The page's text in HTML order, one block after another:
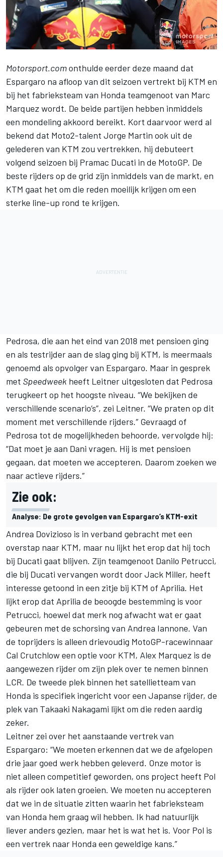
Motorsport.comonthulde eerder deze maand dat
Espargaro na afloop van dit seizoen vertrekt bij KTM en
bij het fabrieksteam van Honda teamgenoot van Marc
Marquez wordt. De beide partijen hebben inmiddels
een mondeling akkoord bereikt. Kort daarvoor werd al
bekend dat Moto2-talent Jorge Martin ook uit de
gelederen van KTM zou vertrekken, hij debuteert
volgend seizoen bij Pramac Ducati in de MotoGP. De
beste rijders op de grid zijn inmiddels van de markt, en
KTM gaat het om die reden moeilijk krijgen om een
sterke line-up rond te krijgen.
Pedrosa, die aan het eind van 2018 met pensioen ging
en als testrijder aan de slag ging bij KTM, is meermaals
genoemd als opvolger van Espargaro. Maar in gesprek
met Speedweek heeft Leitner uitgesloten dat Pedrosa
terugkeert op het hoogste niveau. “We bekijken de
verschillende scenario’s”, zei Leitner. “We praten op dit
moment met verschillende rijders.” Gevraagd of
Pedrosa tot de mogelijkheden behoorde, vervolgde hij:
“Dat moet je aan Dani vragen. Hij is met pensioen
gegaan, dat moeten we accepteren. Daarom zoeken we
naar actieve rijders.”
Zie ook:
Analyse: De grote gevolgen van Espargaro’s KTM-exit
Andrea Dovizioso is in verband gebracht met een
overstap naar KTM, maar nu lijkt het erop dat hij toch
bij Ducati gaat blijven. Zijn teamgenoot Danilo Petrucci,
die bij Ducati vervangen wordt door Jack Miller, heeft
interesse getoond in een zitje bij KTM of Aprilia. Het
lijkt erop dat Aprilia de beoogde bestemming is voor
Petrucci, hoewel dat merk nog afwacht wat er gaat
gebeuren met de schorsing van Andrea Iannone. Van
de toprijders is alleen drievoudig MotoGP-racewinnaar
Cal Crutchlow een optie voor KTM, Alex Marquez is de
aangewezen rijder om zijn plek over te nemen binnen
LCR. De tweede plek binnen het satellietteam van
Honda is specifiek ingericht voor een Japanse rijder, de
plek van Takaaki Nakagami lijkt om die reden aardig
zeker.
Leitner zei over het aanstaande vertrek van
Espargaro: “We moeten erkennen dat we de afgelopen
drie jaar goed werk hebben geleverd. Onze motor is
niet alleen competitief geworden, ons project heeft Pol
als rijder ook laten groeien. We moeten nu accepteren
dat we in de situatie zitten waarin het fabrieksteam
van Honda hem graag wil hebben. Ik had natuurlijk
liever anders gezien, maar het is wat het is. Voor Pol is
een vertrek naar Honda een geweldige kans.”